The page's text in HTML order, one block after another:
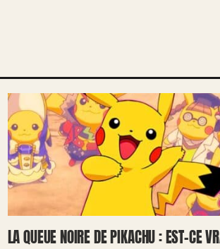
LA QUEUE NOIRE DE PIKACHU : EST-CE